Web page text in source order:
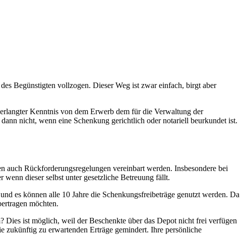
Begünstigten vollzogen. Dieser Weg ist zwar einfach, birgt aber
Kenntnis von dem Erwerb dem für die Verwaltung der
nicht, wenn eine Schenkung gerichtlich oder notariell beurkundet ist.
Rückforderungsregelungen vereinbart werden. Insbesondere bei
dieser selbst unter gesetzliche Betreuung fällt.
es können alle 10 Jahre die Schenkungsfreibeträge genutzt werden. Da
möchten.
Dies ist möglich, weil der Beschenkte über das Depot nicht frei verfügen
zu erwartenden Erträge gemindert. Ihre persönliche